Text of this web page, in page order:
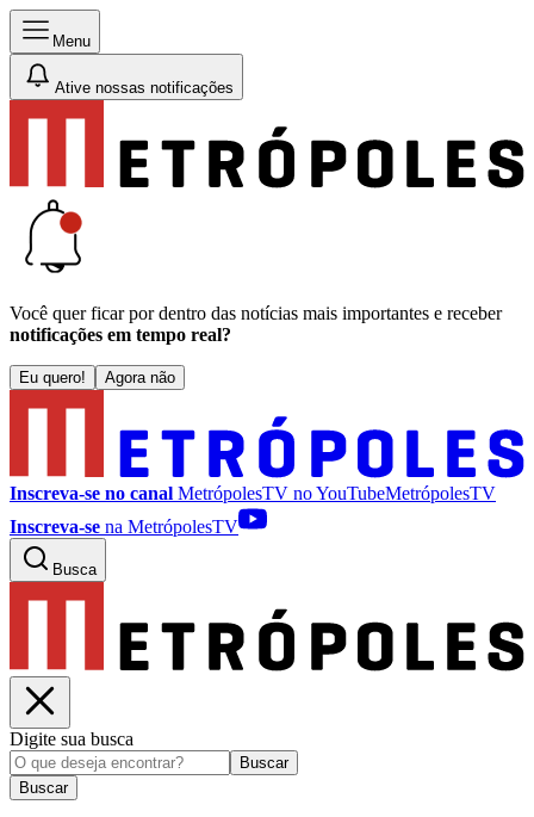
Menu
Ative nossas notificações
Você quer ficar por dentro das notícias mais importantes e receber
notificações em tempo real?
Eu quero! Agora não
Inscreva-se no canal MetrópolesTV noYouTubeMetrópolesTV
Inscreva-se na MetrópolesTV
Busca
Digite sua busca
Buscar
Buscar